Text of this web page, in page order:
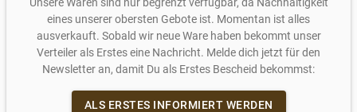
eines unserer obersten Gebote ist. Momentan ist alles
ausverkauft. Sobald wir neue Ware haben bekommt unser
Verteiler als Erstes eine Nachricht. Melde dich jetzt für den
Newsletter an, damit Du als Erstes Bescheid bekommst:
ALS ERSTES INFORMIERT WERDEN